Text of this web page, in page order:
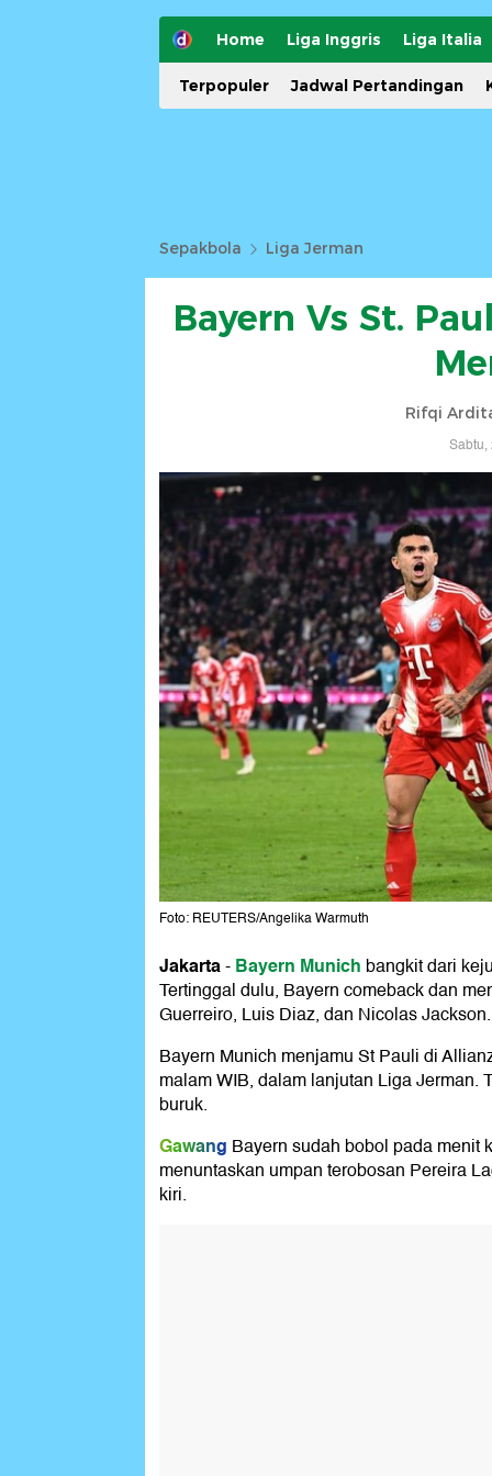
Home Liga Inggris Liga Italia
Terpopuler Jadwal Pertandingan
Sepakbola Liga Jerman
Bayern Vs St.
Rifqi
Sabtu,
Foto: REUTERS/Angelika Warmuth
Jakarta-Bayern Munich bangkit dari
Tertinggal dulu, Bayern comeback dan
Guerreiro, Luis Diaz, dan Nicolas Jackson.
Bayern Munich menjamu St Pauli di
malam WIB, dalam lanjutan Liga Jerman.
buruk.
Gawang Bayern sudah bobol pada menit
menuntaskan umpan terobosan Pereira
kiri.